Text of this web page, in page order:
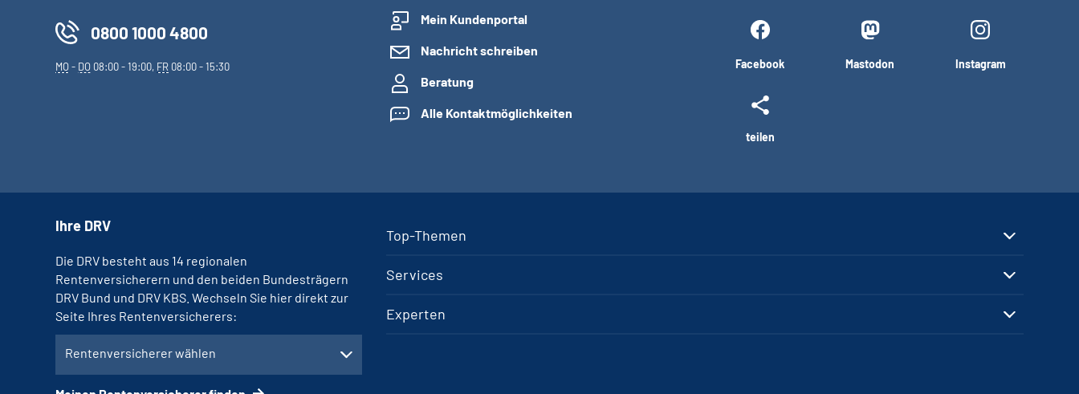
0800 1000 4800
MO- DO 08:00 - 19:00, FR 08:00 - 15:30
Mein Kundenportal
Nachricht schreiben
Beratung
Alle Kontaktmöglichkeiten
Facebook Mastodon Instagram
teilen
Top-Themen
Services
Experten
Ihre DRV
Die DRV besteht aus 14 regionalen
Rentenversicherern und den beiden Bundesträgern
DRV Bund und DRV KBS. Wechseln Sie hier direkt zur
Seite Ihres Rentenversicherers:
Rentenversicherer wählen